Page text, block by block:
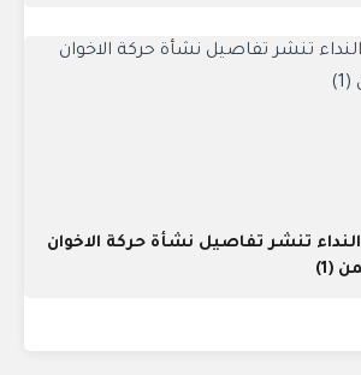
النداء تنشر تفاصيل نشأة حركة الاخوان
(1)